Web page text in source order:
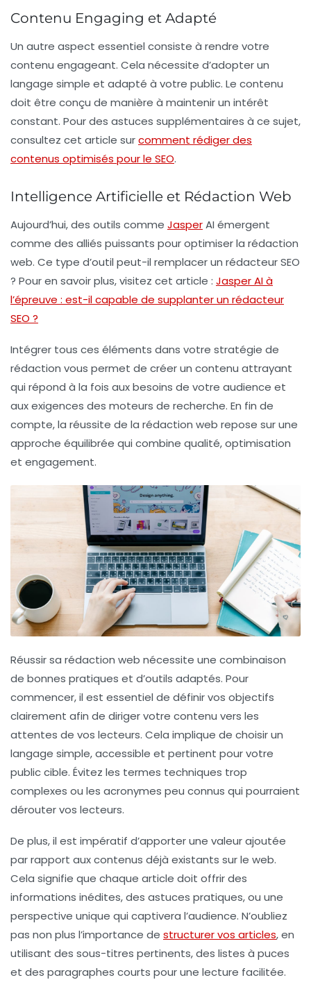
Contenu Engaging et Adapté
Un autre aspect essentiel consiste à rendre votre
contenu engageant. Cela nécessite d’adopter un
langage simple et adapté à votre public. Le contenu
doit être conçu de manière à maintenir un intérêt
constant. Pour des astuces supplémentaires à ce sujet,
consultez cet article surcomment rédiger des
contenus optimisés pour le SEO.
Intelligence Artificielle et Rédaction Web
Aujourd’hui, des outils comme JasperAI émergent
comme des alliés puissants pour optimiser la rédaction
web. Ce type d’outil peut-il remplacer un rédacteur SEO
? Pour en savoir plus, visitez cet article : Jasper AI à
l’épreuve : est-il capable de supplanter un rédacteur
SEO ?
Intégrer tous ces éléments dans votre stratégie de
rédaction vous permet de créer un contenu attrayant
qui répond à la fois aux besoins de votre audience et
aux exigences des moteurs de recherche. En fin de
compte, la réussite de la rédaction web repose sur une
approche équilibrée qui combine qualité, optimisation
et engagement.
Réussir sa rédaction web nécessite une combinaison
de bonnes pratiques et d’outils adaptés. Pour
commencer, il est essentiel de définir vos objectifs
clairement afin de diriger votre contenu vers les
attentes de vos lecteurs. Cela implique de choisir un
langage simple, accessible et pertinent pour votre
public cible. Évitez les termes techniques trop
complexes ou les acronymes peu connus qui pourraient
dérouter vos lecteurs.
De plus, il est impératif d’apporter une valeur ajoutée
par rapport aux contenus déjà existants sur le web.
Cela signifie que chaque article doit offrir des
informations inédites, des astuces pratiques, ou une
perspective unique qui captivera l’audience. N’oubliez
pas non plus l’importance de structurer vos articles, en
utilisant des sous-titres pertinents, des listes à puces
et des paragraphes courts pour une lecture facilitée.